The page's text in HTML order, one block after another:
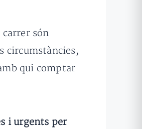
carrer són
circumstàncies,
qui comptar
i urgents per